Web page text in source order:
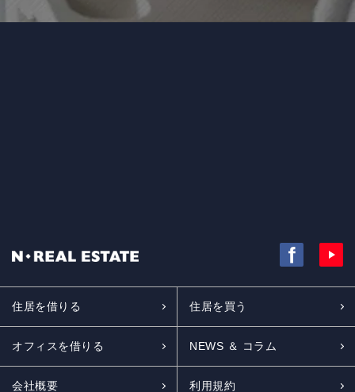
住居を借りる 住居を買う
オフィスを借りる NEWS ＆ コラム
会社概要 利用規約